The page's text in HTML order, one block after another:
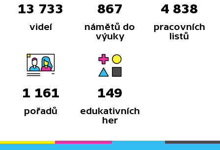
13 733
videí
867
námětů do
výuky
4 838
pracovních
listů
1 161
pořadů
149
edukativních
her